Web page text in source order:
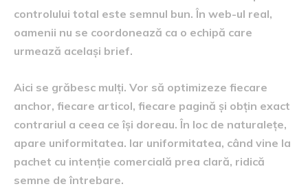
controlului total este semnul bun. În web-ul real,
oamenii nu se coordonează ca o echipă care
urmează același brief.
Aici se grăbesc mulți. Vor să optimizeze fiecare
anchor, fiecare articol, fiecare pagină și obțin exact
contrariul a ceea ce își doreau. În loc de naturalețe,
apare uniformitatea. Iar uniformitatea, când vine la
pachet cu intenție comercială prea clară, ridică
semne de întrebare.